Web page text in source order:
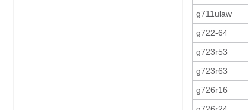
g711ulaw
g722-64
g723r53
g723r63
g726r16